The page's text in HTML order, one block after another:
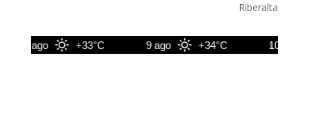
Riberalta
8 ago +33°C 9 ago +34°C 10 ago